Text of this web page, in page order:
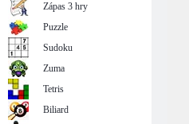
Zápas 3 hry
Puzzle
Sudoku
Zuma
Tetris
Biliard